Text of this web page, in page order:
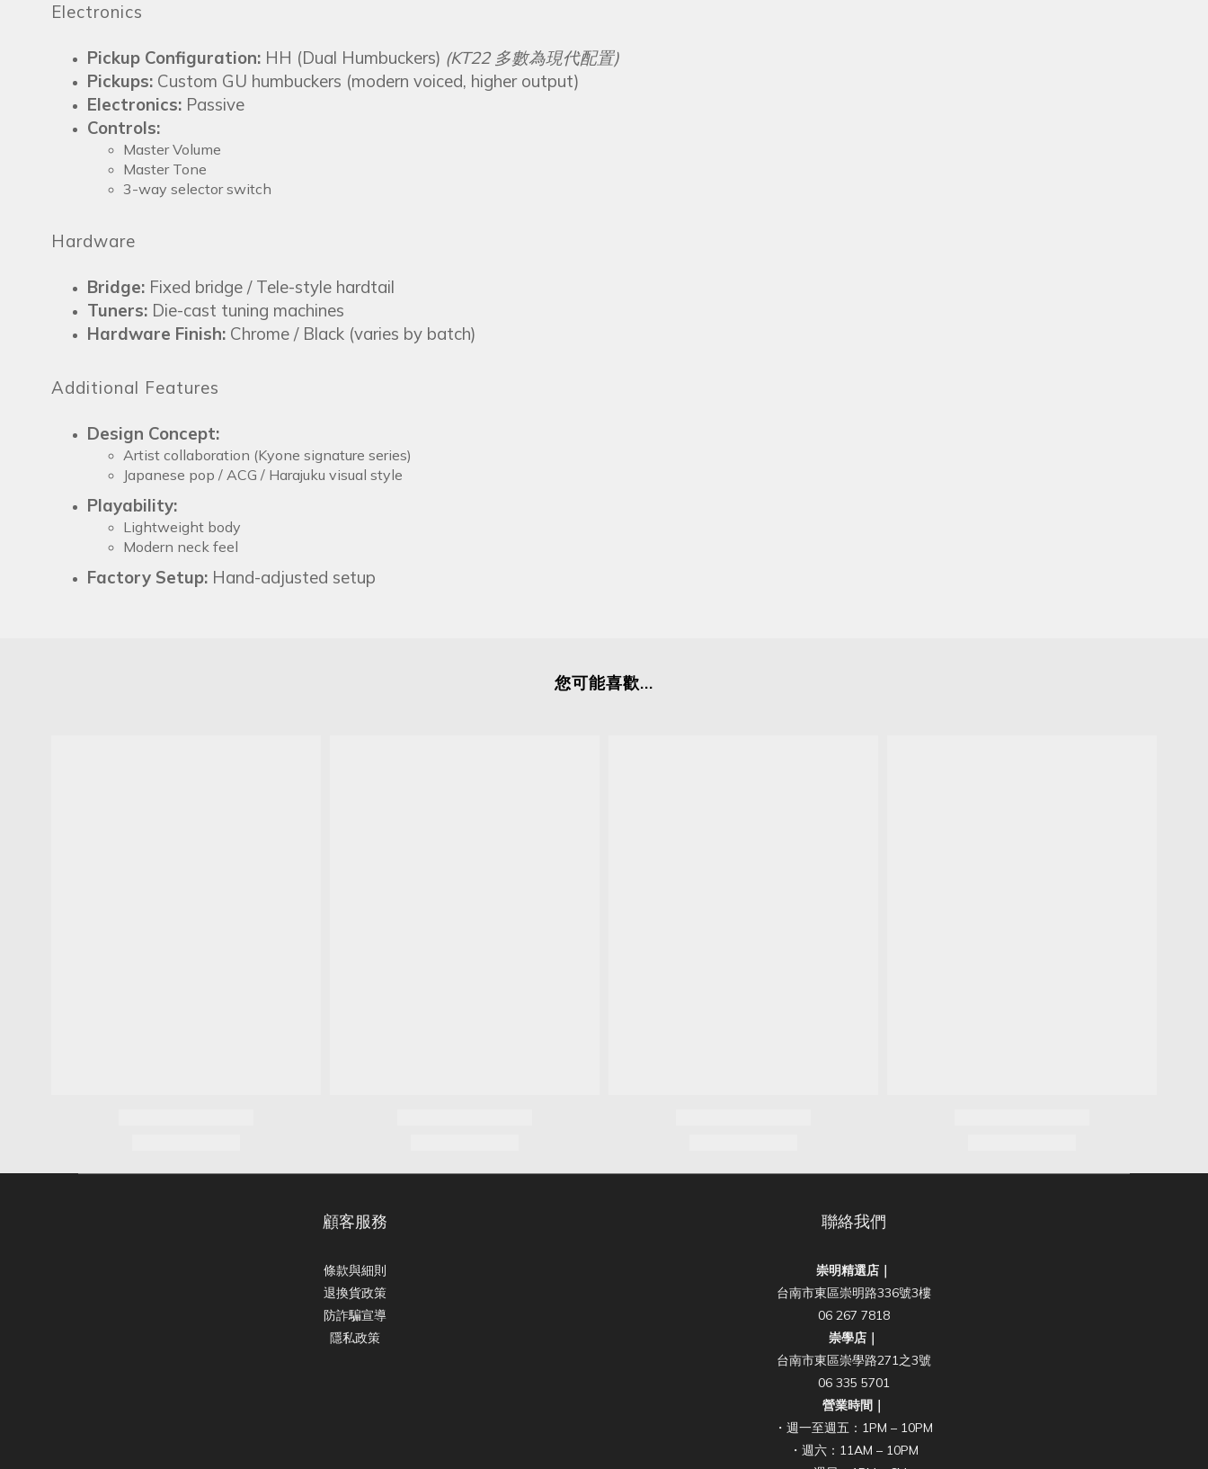
Electronics
Pickup Configuration: HH (Dual Humbuckers) (KT22 多數為現代配置)
Pickups: Custom GU humbuckers (modern voiced, higher output)
Electronics: Passive
Controls:
Master Volume
Master Tone
3-way selector switch
Hardware
Bridge: Fixed bridge / Tele-style hardtail
Tuners: Die-cast tuning machines
Hardware Finish: Chrome / Black (varies by batch)
Additional Features
Design Concept:
Artist collaboration (Kyone signature series)
Japanese pop / ACG / Harajuku visual style
Playability:
Lightweight body
Modern neck feel
Factory Setup: Hand-adjusted setup
您可能喜歡...
顧客服務
條款與細則
退換貨政策
防詐騙宣導
隱私政策
聯絡我們
崇明精選店｜
台南市東區崇明路336號3樓
06 267 7818
崇學店｜
台南市東區崇學路271之3號
06 335 5701
營業時間｜
・週一至週五：1PM – 10PM
・週六：11AM – 10PM